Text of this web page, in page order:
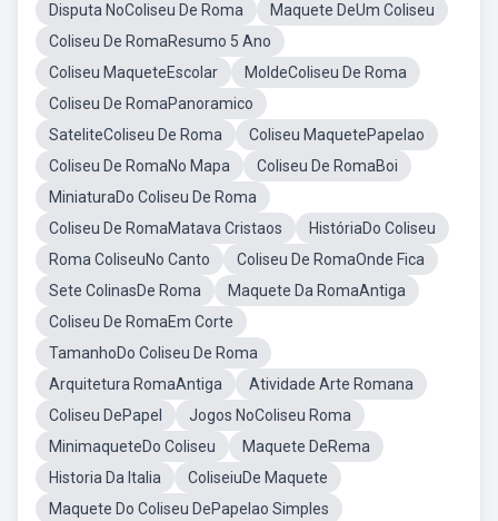
Disputa NoColiseu De Roma
Maquete DeUm Coliseu
Coliseu De RomaResumo 5 Ano
Coliseu MaqueteEscolar
MoldeColiseu De Roma
Coliseu De RomaPanoramico
SateliteColiseu De Roma
Coliseu MaquetePapelao
Coliseu De RomaNo Mapa
Coliseu De RomaBoi
MiniaturaDo Coliseu De Roma
Coliseu De RomaMatava Cristaos
HistóriaDo Coliseu
Roma ColiseuNo Canto
Coliseu De RomaOnde Fica
Sete ColinasDe Roma
Maquete Da RomaAntiga
Coliseu De RomaEm Corte
TamanhoDo Coliseu De Roma
Arquitetura RomaAntiga
Atividade Arte Romana
Coliseu DePapel
Jogos NoColiseu Roma
MinimaqueteDo Coliseu
Maquete DeRema
Historia Da Italia
ColiseiuDe Maquete
Maquete Do Coliseu DePapelao Simples